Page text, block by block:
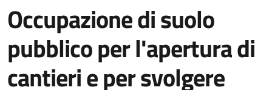
Occupazione di suolo
pubblico per l'apertura di
cantieri e per svolgere